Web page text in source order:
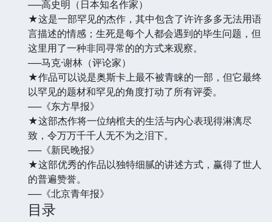
──高史明（日本知名作家）
★这是一部罕见的杰作，其中包含了许许多多无法用语
言描述的情感；生死是每个人都会遇到的毕生问题，但
这里用了一种非同寻常的的方式来观察。
──马克·谢林（评论家）
★作品可以说是奥斯卡上最不被青睐的一部，但它最终
以罕见的题材和罕见的角度打动了所有评委。
──《东方早报》
★这部杰作将一位纳棺夫的生活与内心表现得淋漓尽
致，令万万千千人无不为之泪下。
──《新民晚报》
★这部优秀的作品以独特细腻的讲述方式，赢得了世人
的普遍赞誉。
──《北京青年报》
目录